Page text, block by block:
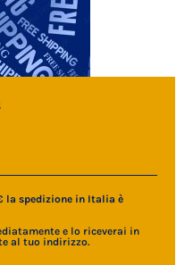
la spedizione in Italia è
e lo riceverai in
al tuo indirizzo.